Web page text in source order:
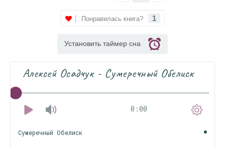
Понравилась книга? 1
Установить таймер сна
Алексей Осадчук - Сумеречный Обелиск
0:00
Сумеречный Обелиск